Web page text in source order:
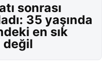
sonrası
35 yaşında
en sık
değil